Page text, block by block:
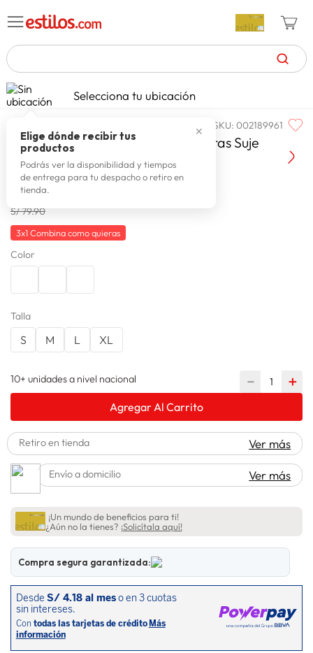
TÉRMINOS MÁS BUSCADOS
1. celulares
2. zapatillas mujer
3. zapatillas hombre
4. moda
5. zapatillas
6. tv
7.
10. lavadora
Selecciona tu ubicación
✕
Elige dónde recibir tus
productos
Podrás ver la disponibilidad y tiempos
de entrega para tu despacho o retiro en
tienda.
moda y accesorios mujer
SKU:002189961
Blusa Manga Larga Mujer Sassafras Suje
S/39.95
S/ 79.90
3x1 Combina como quieras
Color
Talla
S M L XL
10+ unidades a nivel nacional ＋
－
Agregar Al Carrito
Retiro en tienda Ver más
Envío a domicilio Ver más
¡Un mundo de beneficios para ti!
¿Aún no la tienes? ¡Solicítala aquí!
Compra segura garantizada: